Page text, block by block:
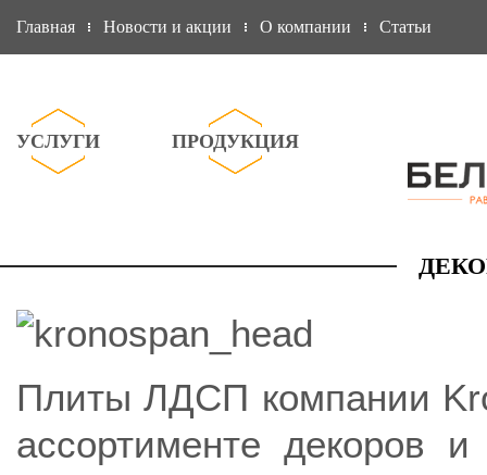
Главная Новости и акции О компании Статьи
УСЛУГИ ПРОДУКЦИЯ
Плиты ЛДСП компании
ассортименте декоров